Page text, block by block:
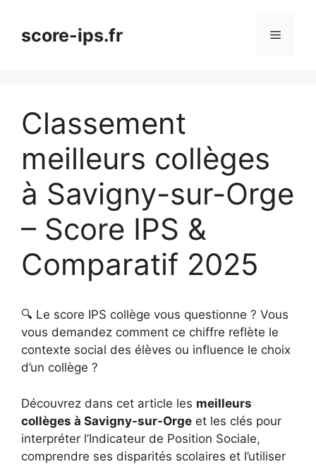
contenuscore-ips.fr Menu
Classement
meilleurs collèges
à Savigny-sur-Orge
– Score IPS &
Comparatif 2025
🔍 Le score IPS collège vous questionne ? Vous
vous demandez comment ce chiffre reflète le
contexte social des élèves ou influence le choix
d’un collège ?
Découvrez dans cet article les meilleurs
collèges à Savigny-sur-Orge et les clés pour
interpréter l’Indicateur de Position Sociale,
comprendre ses disparités scolaires et l’utiliser